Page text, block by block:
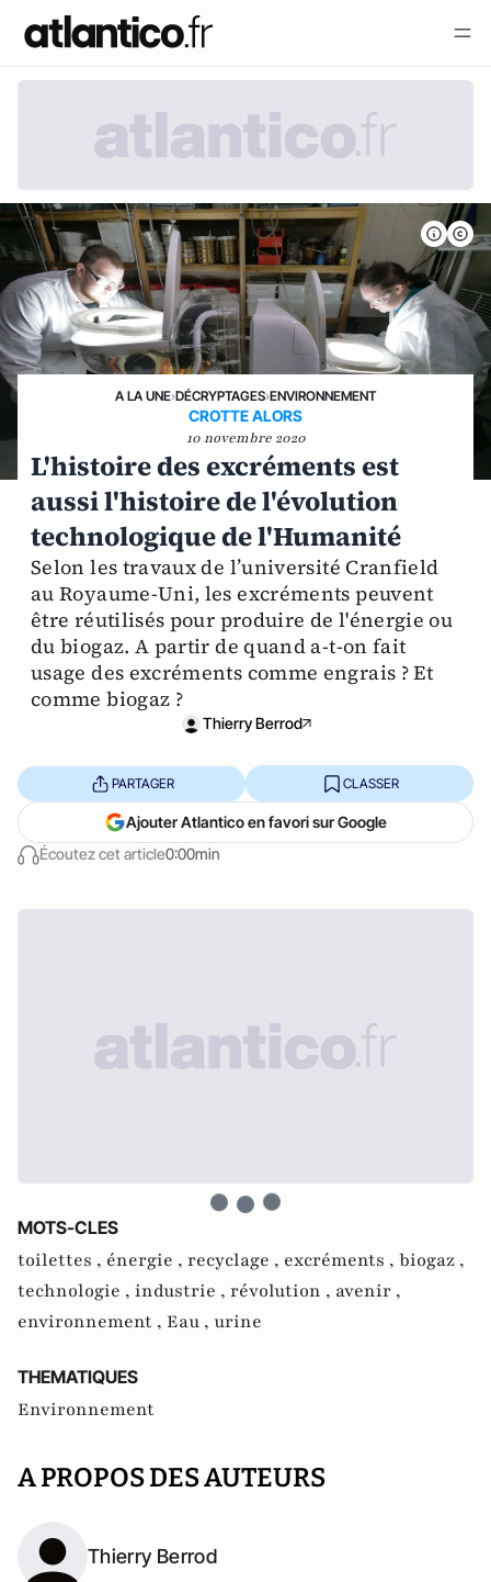
A LA UNE›DÉCRYPTAGES›ENVIRONNEMENT
CROTTE ALORS
10 novembre 2020
L'histoire des excréments est
aussi l'histoire de l'évolution
technologique de l'Humanité
Selon les travaux de l’université Cranfield
au Royaume-Uni, les excréments peuvent
être réutilisés pour produire de l'énergie ou
du biogaz. A partir de quand a-t-on fait
usage des excréments comme engrais ? Et
comme biogaz ?
Thierry Berrod
Écoutez cet article0:00min
PARTAGER CLASSER
Ajouter Atlantico en favori sur Google
MOTS-CLES
toilettes , énergie , recyclage , excréments , biogaz ,
technologie , industrie , révolution , avenir ,
environnement , Eau , urine
THEMATIQUES
Environnement
A PROPOS DES AUTEURS
Thierry Berrod